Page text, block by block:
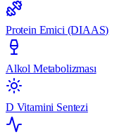
Protein Emici (DIAAS)
Alkol Metabolizması
D Vitamini Sentezi